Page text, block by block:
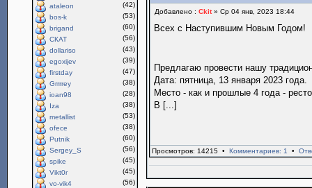
ataleon
(42)
bos-k
(53)
brigand
(60)
СКАТ
(56)
dollariso
(43)
egoxijev
(39)
firstday
(47)
Grrrrey
(38)
ioan98
(28)
Iza
(38)
metallist
(53)
ofece
(38)
Putnik
(60)
Sergey_S
(56)
spike
(45)
Vikt0r
(45)
vo-vik4
(56)
Добавлено :Ckit» Ср 04 янв, 2023 18:44
Всех с Наступившим Новым Годом!
Предлагаю провести нашу
Дата: пятница, 13 января 2023 года.
Место - как и прошлые 4 года -
В [...]
Просмотров: 14215 •Комментариев: 1 •